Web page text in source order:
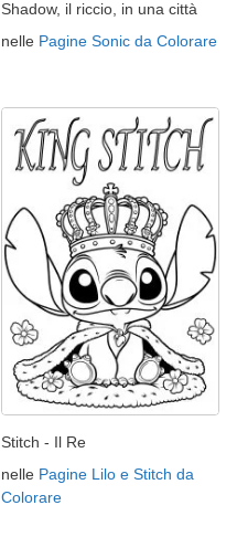
Shadow, il riccio, in una città
nelle Pagine Sonic da Colorare
Stitch - Il Re
nelle Pagine Lilo e Stitch da
Colorare